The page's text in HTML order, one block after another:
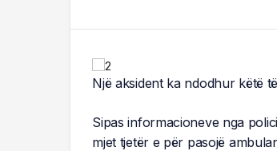
Një aksident ka ndodhur këtë
Sipas informacioneve nga
mjet tjetër e për pasojë